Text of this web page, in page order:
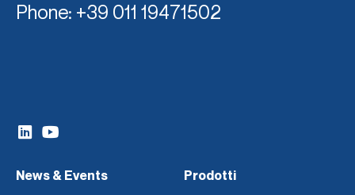
Phone: +39 011 19471502
News & Events Prodotti